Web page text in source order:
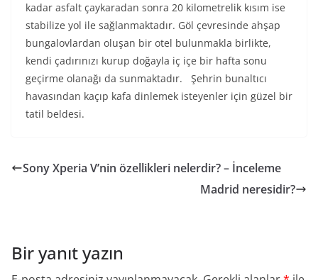
kadar asfalt çaykaradan sonra 20 kilometrelik kısım ise
stabilize yol ile sağlanmaktadır. Göl çevresinde ahşap
bungalovlardan oluşan bir otel bulunmakla birlikte,
kendi çadırınızı kurup doğayla iç içe bir hafta sonu
geçirme olanağı da sunmaktadır. Şehrin bunaltıcı
havasından kaçıp kafa dinlemek isteyenler için güzel bir
tatil beldesi.
Sony Xperia V’nin özellikleri nelerdir? – İnceleme
Madrid neresidir?
Bir yanıt yazın